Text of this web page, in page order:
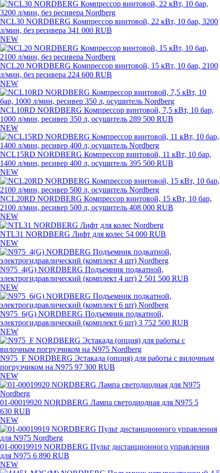
NCL30 NORDBERG Компрессор винтовой, 22 кВт, 10 бар, 3200
л/мин, без ресивера 341 000 RUB
NEW
NCL20 NORDBERG Компрессор винтовой, 15 кВт, 10 бар, 2100
л/мин, без ресивера 224 600 RUB
NEW
NCL10RD NORDBERG Компрессор винтовой, 7,5 кВт, 10 бар,
1000 л/мин, ресивер 350 л, осушитель 289 500 RUB
NEW
NCL15RD NORDBERG Компрессор винтовой, 11 кВт, 10 бар,
1400 л/мин, ресивер 400 л, осушитель 395 500 RUB
NEW
NCL20RD NORDBERG Компрессор винтовой, 15 кВт, 10 бар,
2100 л/мин, ресивер 500 л, осушитель 408 000 RUB
NEW
NTL31 NORDBERG Лифт для колес 54 000 RUB
NEW
N975_4(G) NORDBERG Подъемник подкатной,
электрогидравлический (комплект 4 шт) 2 501 500 RUB
NEW
N975_6(G) NORDBERG Подъемник подкатной,
электрогидравлический (комплект 6 шт) 3 752 500 RUB
NEW
N975_F NORDBERG Эстакада (опция) для работы с вилочным
погрузчиком на N975 97 300 RUB
NEW
01-00019920 NORDBERG Лампа светодиодная для N975 5
630 RUB
NEW
01-00019919 NORDBERG Пульт дистанционного управления
для N975 6 890 RUB
NEW